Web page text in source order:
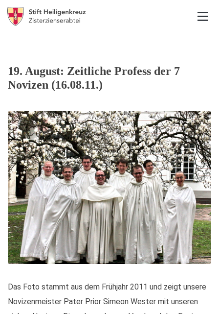
19. August: Zeitliche Profess der 7
Novizen (16.08.11.)
Das Foto stammt aus dem Frühjahr 2011 und zeigt unsere
Novizenmeister Pater Prior Simeon Wester mit unseren